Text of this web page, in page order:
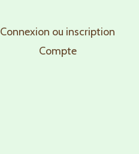
Connexion ou inscription
Compte